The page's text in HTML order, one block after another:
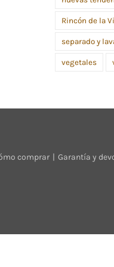
Rincón de la
separado y
vegetales
comprar Garantía y